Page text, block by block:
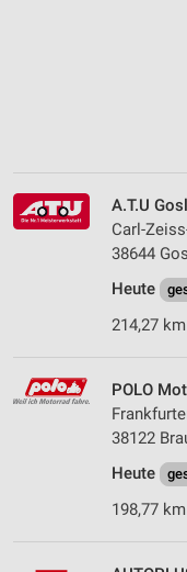
A.T.U
Carl-
38644
Heute
214,27 km
POLO
38122
Heute
198,77 km